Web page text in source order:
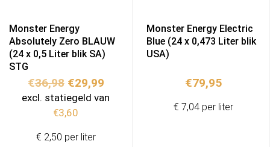
Monster Energy
Absolutely Zero BLAUW
(24 x 0,5 Liter blik SA)
STG
€36,98 Oorspronkelijke
prijs
was:
€29,99Huidige
prijs
excl. statiegeld van
€3,60
€ 2,50 per liter
Monster Energy Electric
Blue (24 x 0,473 Liter blik
USA)
€79,95
€ 7,04 per liter